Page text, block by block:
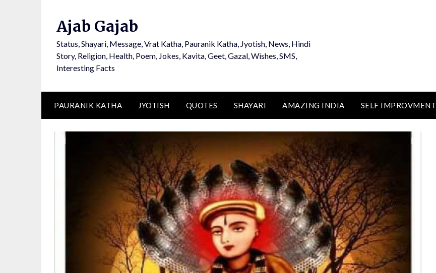
Ajab Gajab
Status, Shayari, Message, Vrat Katha, Pauranik Katha, Jyotish, News, Hindi
Story, Religion, Health, Poem, Jokes, Kavita, Geet, Gazal, Wishes, SMS,
Interesting Facts
PAURANIK KATHA JYOTISH QUOTES SHAYARI AMAZING INDIA SELF IMPROVMENT